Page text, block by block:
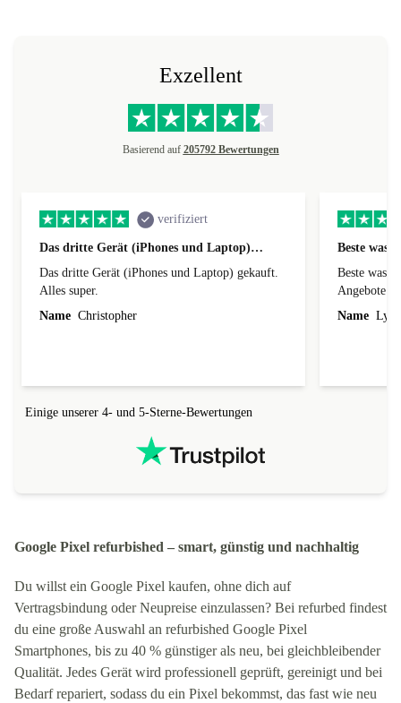
Exzellent
Basierend auf 205792 Bewertungen
verifiziert
Das dritte Gerät (iPhones und Laptop)…
Das dritte Gerät (iPhones und Laptop) gekauft.
Alles super.
Name Christopher
Beste was
Beste was gibst super billige Preise und
Angebote
Name
Einige unserer 4- und 5-Sterne-Bewertungen
Google Pixel refurbished – smart, günstig und nachhaltig
Du willst ein Google Pixel kaufen, ohne dich auf
Vertragsbindung oder Neupreise einzulassen? Bei refurbed findest
du eine große Auswahl an refurbished Google Pixel
Smartphones, bis zu 40 % günstiger als neu, bei gleichbleibender
Qualität. Jedes Gerät wird professionell geprüft, gereinigt und bei
Bedarf repariert, sodass du ein Pixel bekommst, das fast wie neu